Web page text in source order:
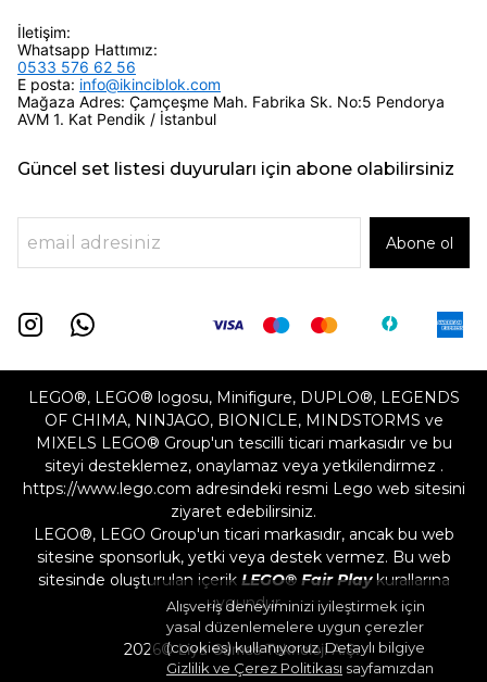
Alışveriş deneyiminizi iyileştirmek için
yasal düzenlemelere uygun çerezler
(cookies) kullanıyoruz. Detaylı bilgiye
Gizlilik ve Çerez Politikası sayfamızdan
İletişim:
Whatsapp Hattımız:
0533 576 62 56
E posta: info@ikinciblok.com
Mağaza Adres: Çamçeşme Mah. Fabrika Sk. No:5 Pendorya
AVM 1. Kat Pendik / İstanbul
Güncel set listesi duyuruları için abone olabilirsiniz
Abone ol
LEGO®, LEGO® logosu, Minifigure, DUPLO®, LEGENDS
OF CHIMA, NINJAGO, BIONICLE, MINDSTORMS ve
MIXELS LEGO® Group'un tescilli ticari markasıdır ve bu
siteyi desteklemez, onaylamaz veya yetkilendirmez .
https://www.lego.com adresindeki resmi Lego web sitesini
ziyaret edebilirsiniz.
LEGO®, LEGO Group'un ticari markasıdır, ancak bu web
sitesine sponsorluk, yetki veya destek vermez. Bu web
sitesinde oluşturulan içerik LEGO® Fair Playkurallarına
uygundur
2026©Liya Games Teknoloji A.Ş.